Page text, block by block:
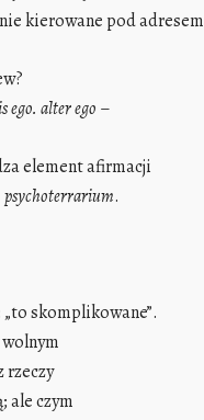
kierowane pod adresem
ego. alter ego –
element afirmacji
psychoterrarium.
„to skomplikowane”.
rzeczy
ale czym